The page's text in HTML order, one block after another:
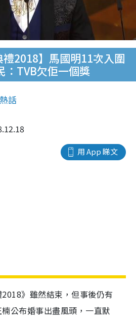
禮2018】馬國明11次入圍
：TVB欠佢一個獎
熱話
用 App 睇文
2018》雖然結束，但事後仍有
公布婚事出盡風頭，一直默